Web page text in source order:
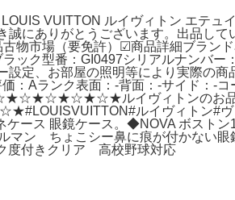
VUITTON ルイヴィトン エテュ
にありがとうございます。出品し
物市場（要免許）☑商品詳細ブラン
ブラック型番：GI0497シリアルナ
定、お部屋の照明等により実際の
Aランク表面：-背面：-サイド：-
ルイヴィトンのお品物
ルイヴィトン#ヴィト
ース 眼鏡ケース。◆NOVA ボスト
マン ちょこシー鼻に痕が付かない
度付きクリア 高校野球対応